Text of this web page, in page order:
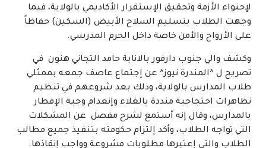
لإحتواء الأزمة وتحقيق الإستقرار الأكاديمي بالولاية، فيما
وجهت الطلاب بتسليم السلاح الأبيض (السكين) حفاظاً
على الأرواح والأمن خاصة داخل الحرم المدرسي.
وكشف والي جنوب دارفور بالانابة حامد التجاني هنون في
تصريح ل ^المندرة نيوز^ عن إجتماع عاصف جمعه بممثلي
طلاب المدارس بالولاية، وذلك بعد شروعهم في تنظيم
تظاهرات احتجاجية منددة بالغلاء وإنعدام وجبة الإفطار
بالمدارس، وقال إنه أستمع لشرح مفصل عن المشكلات
التي تواجه الطلاب، وأكد إلتزام حكومته بتنفيذ جميع مطالب
الطلاب والتي إعتبرها مطلوبات مشروعة وواجب إنقاذها.